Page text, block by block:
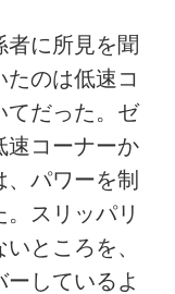
者に所見を聞
のは低速コ
てだった。ゼ
速コーナーか
パワーを制
スリッパリ
ところを、
しているよ